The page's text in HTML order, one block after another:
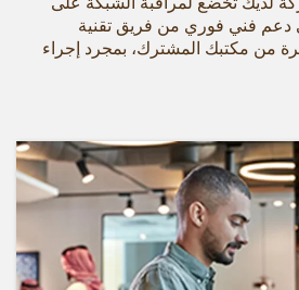
فني فوري من فريق تقنية
من مكتبك المشترك، بمجرد إجراء